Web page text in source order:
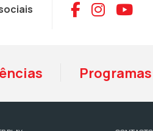
Aceder
Programas